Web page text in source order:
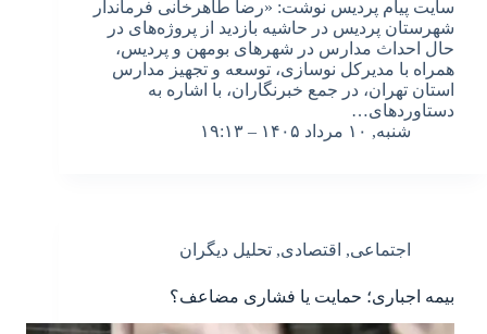
سایت پیام پردیس نوشت: «رضا طاهرخانی فرماندار
شهرستان پردیس در حاشیه بازدید از پروژه‌های در
حال احداث مدارس در شهر‌های بومهن و پردیس،
همراه با مدیرکل نوسازی، توسعه و تجهیز مدارس
استان تهران، در جمع خبرنگاران، با اشاره به
دستاورد‌های…
شنبه, ۱۰ مرداد ۱۴۰۵ – ۱۹:۱۳
اجتماعی, اقتصادی, تحلیل دیگران
بیمه اجباری؛ حمایت یا فشاری مضاعف؟